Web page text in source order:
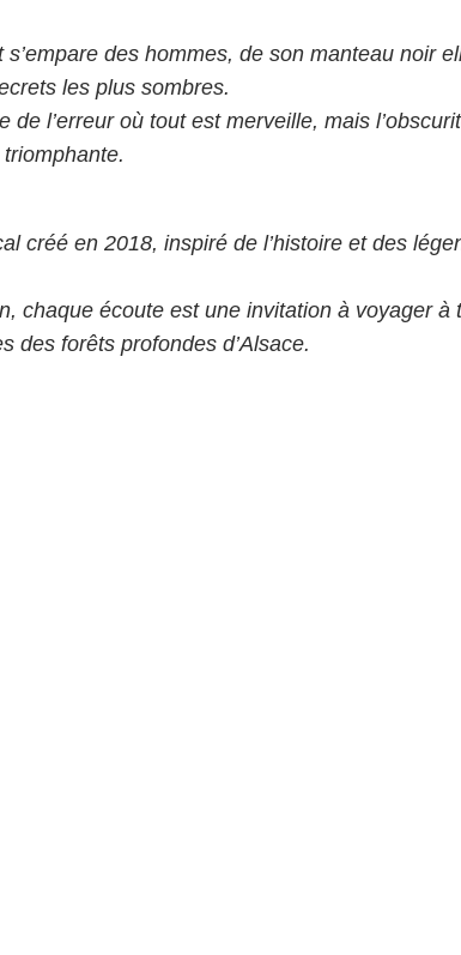
des hommes, de son manteau noir
les plus sombres.
de l’erreur où tout est merveille, mais
créé en 2018, inspiré de l’histoire et des
chaque écoute est une invitation à voyager à
des forêts profondes d’Alsace.